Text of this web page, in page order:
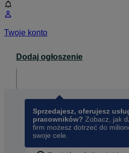
Twoje konto
Dodaj ogłoszenie
Sprzedajesz, oferujesz
pracowników? Zobacz, jak
firm możesz dotrzeć do
swoje cele.